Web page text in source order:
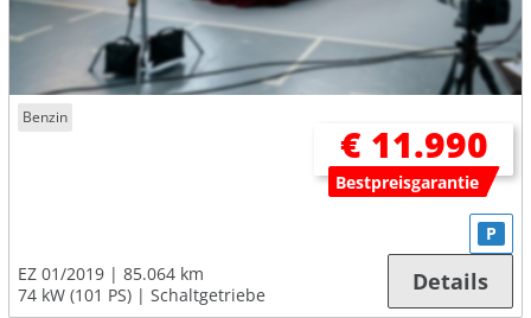
Benzin
€ 11.990
Bestpreisgarantie
EZ 01/2019
85.064 km
74 kW (101 PS)
Schaltgetriebe
P
Details